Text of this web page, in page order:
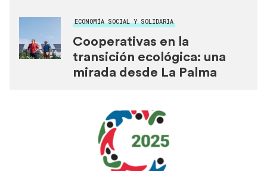
ECONOMÍA SOCIAL Y SOLIDARIA
Cooperativas en la
transición ecológica: una
mirada desde La Palma